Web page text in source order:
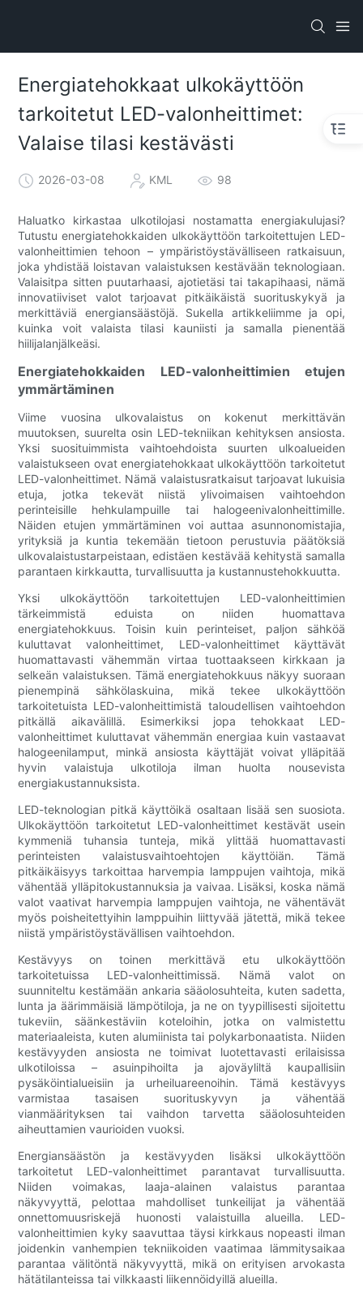
Energiatehokkaat ulkokäyttöön
tarkoitetut LED-valonheittimet:
Valaise tilasi kestävästi
2026-03-08 KML 98
Haluatko kirkastaa ulkotilojasi nostamatta energiakulujasi?
Tutustu energiatehokkaiden ulkokäyttöön tarkoitettujen LED-
valonheittimien tehoon – ympäristöystävälliseen ratkaisuun,
joka yhdistää loistavan valaistuksen kestävään teknologiaan.
Valaisitpa sitten puutarhaasi, ajotietäsi tai takapihaasi, nämä
innovatiiviset valot tarjoavat pitkäikäistä suorituskykyä ja
merkittäviä energiansäästöjä. Sukella artikkeliimme ja opi,
kuinka voit valaista tilasi kauniisti ja samalla pienentää
hiilijalanjälkeäsi.
Energiatehokkaiden LED-valonheittimien etujen
ymmärtäminen
Viime vuosina ulkovalaistus on kokenut merkittävän
muutoksen, suurelta osin LED-tekniikan kehityksen ansiosta.
Yksi suosituimmista vaihtoehdoista suurten ulkoalueiden
valaistukseen ovat energiatehokkaat ulkokäyttöön tarkoitetut
LED-valonheittimet. Nämä valaistusratkaisut tarjoavat lukuisia
etuja, jotka tekevät niistä ylivoimaisen vaihtoehdon
perinteisille hehkulampuille tai halogeenivalonheittimille.
Näiden etujen ymmärtäminen voi auttaa asunnonomistajia,
yrityksiä ja kuntia tekemään tietoon perustuvia päätöksiä
ulkovalaistustarpeistaan, edistäen kestävää kehitystä samalla
parantaen kirkkautta, turvallisuutta ja kustannustehokkuutta.
Yksi ulkokäyttöön tarkoitettujen LED-valonheittimien
tärkeimmistä eduista on niiden huomattava
energiatehokkuus. Toisin kuin perinteiset, paljon sähköä
kuluttavat valonheittimet, LED-valonheittimet käyttävät
huomattavasti vähemmän virtaa tuottaakseen kirkkaan ja
selkeän valaistuksen. Tämä energiatehokkuus näkyy suoraan
pienempinä sähkölaskuina, mikä tekee ulkokäyttöön
tarkoitetuista LED-valonheittimistä taloudellisen vaihtoehdon
pitkällä aikavälillä. Esimerkiksi jopa tehokkaat LED-
valonheittimet kuluttavat vähemmän energiaa kuin vastaavat
halogeenilamput, minkä ansiosta käyttäjät voivat ylläpitää
hyvin valaistuja ulkotiloja ilman huolta nousevista
energiakustannuksista.
LED-teknologian pitkä käyttöikä osaltaan lisää sen suosiota.
Ulkokäyttöön tarkoitetut LED-valonheittimet kestävät usein
kymmeniä tuhansia tunteja, mikä ylittää huomattavasti
perinteisten valaistusvaihtoehtojen käyttöiän. Tämä
pitkäikäisyys tarkoittaa harvempia lamppujen vaihtoja, mikä
vähentää ylläpitokustannuksia ja vaivaa. Lisäksi, koska nämä
valot vaativat harvempia lamppujen vaihtoja, ne vähentävät
myös poisheitettyihin lamppuihin liittyvää jätettä, mikä tekee
niistä ympäristöystävällisen vaihtoehdon.
Kestävyys on toinen merkittävä etu ulkokäyttöön
tarkoitetuissa LED-valonheittimissä. Nämä valot on
suunniteltu kestämään ankaria sääolosuhteita, kuten sadetta,
lunta ja äärimmäisiä lämpötiloja, ja ne on tyypillisesti sijoitettu
tukeviin, säänkestäviin koteloihin, jotka on valmistettu
materiaaleista, kuten alumiinista tai polykarbonaatista. Niiden
kestävyyden ansiosta ne toimivat luotettavasti erilaisissa
ulkotiloissa – asuinpihoilta ja ajoväyliltä kaupallisiin
pysäköintialueisiin ja urheiluareenoihin. Tämä kestävyys
varmistaa tasaisen suorituskyvyn ja vähentää
vianmäärityksen tai vaihdon tarvetta sääolosuhteiden
aiheuttamien vaurioiden vuoksi.
Energiansäästön ja kestävyyden lisäksi ulkokäyttöön
tarkoitetut LED-valonheittimet parantavat turvallisuutta.
Niiden voimakas, laaja-alainen valaistus parantaa
näkyvyyttä, pelottaa mahdolliset tunkeilijat ja vähentää
onnettomuusriskejä huonosti valaistuilla alueilla. LED-
valonheittimien kyky saavuttaa täysi kirkkaus nopeasti ilman
joidenkin vanhempien tekniikoiden vaatimaa lämmitysaikaa
parantaa välitöntä näkyvyyttä, mikä on erityisen arvokasta
hätätilanteissa tai vilkkaasti liikennöidyillä alueilla.